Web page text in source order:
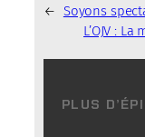
← Soyons
L’OJV :
PLUS